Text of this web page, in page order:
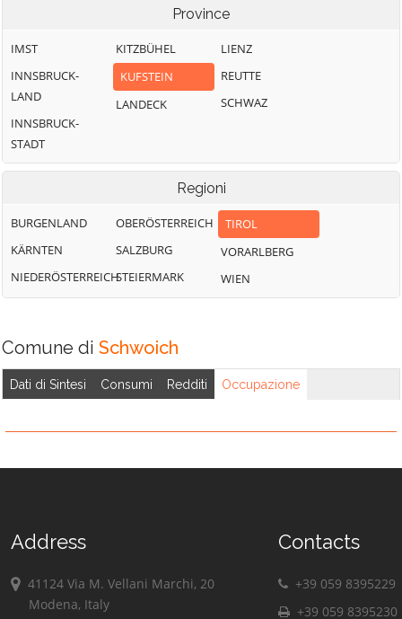
Wörgl
Province
IMST
INNSBRUCK-
LAND
INNSBRUCK-
STADT
KITZBÜHEL
KUFSTEIN
LANDECK
LIENZ
REUTTE
SCHWAZ
Regioni
BURGENLAND
KÄRNTEN
NIEDERÖSTERREICH
OBERÖSTERREICH
SALZBURG
STEIERMARK
TIROL
VORARLBERG
WIEN
Comune di Schwoich
Dati di Sintesi Consumi Redditi Occupazione
Address
41124 Via M. Vellani Marchi, 20
Modena, Italy
Contacts
+39 059 8395229
+39 059 8395230